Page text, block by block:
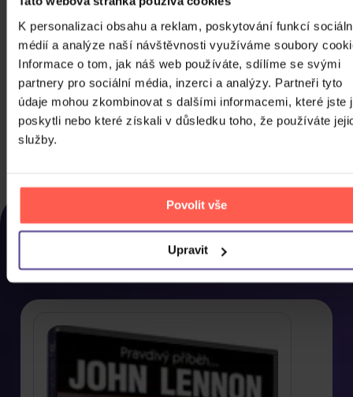
K personalizaci obsahu a reklam, poskytování funkcí
médií a analýze naší návštěvnosti využíváme soubory
Informace o tom, jak náš web používáte, sdílíme se svými
partnery pro sociální média, inzerci a analýzy. Partneři tyto
údaje mohou zkombinovat s dalšími informacemi, které jste
poskytli nebo které získali v důsledku toho, že používáte
služby.
Povolit vše
Upravit
Noc na Karlštejně (Remasterovaná
verze)
DVD
Skladem 89 Kč
NAPOSLEDY ZOBRAZENÉ
Rozhodli jste se nakonec pro něco jiného? Tady
najdete, co jste si u nás naposled prohlíželi, abyste si
to mohli co nejdříve pořídit domů.